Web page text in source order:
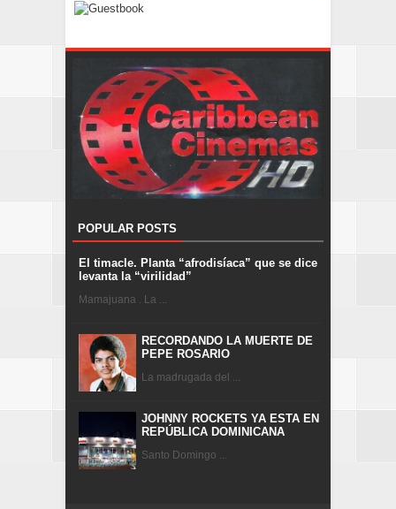
POPULAR POSTS
El timacle. Planta “afrodisíaca” que se dice
levanta la “virilidad”
Mamajuana . La ...
RECORDANDO LA MUERTE DE
PEPE ROSARIO
La madrugada del ...
JOHNNY ROCKETS YA ESTA EN
REPÚBLICA DOMINICANA
Santo Domingo ...